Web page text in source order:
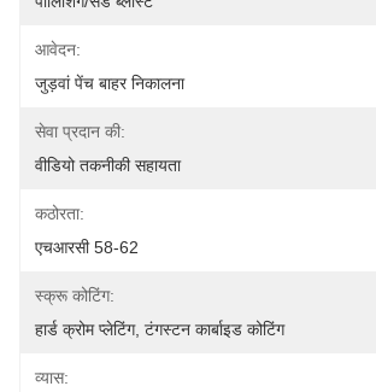
आवेदन:
जुड़वां पेंच बाहर निकालना
सेवा प्रदान की:
वीडियो तकनीकी सहायता
कठोरता:
एचआरसी 58-62
स्क्रू कोटिंग:
हार्ड क्रोम प्लेटिंग, टंगस्टन कार्बाइड कोटिंग
व्यास: